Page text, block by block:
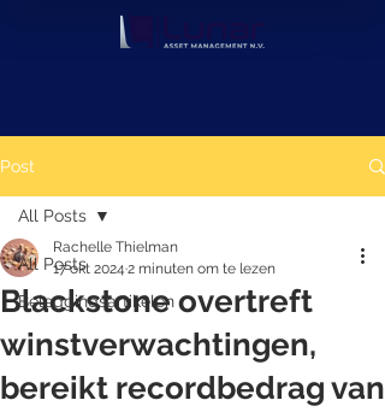
Post
All Posts
Beleggingsartikelen
All Posts
Blackstone overtreft
winstverwachtingen,
bereikt recordbedrag van
Rachelle Thielman
17 okt 2024 2 minuten om te lezen